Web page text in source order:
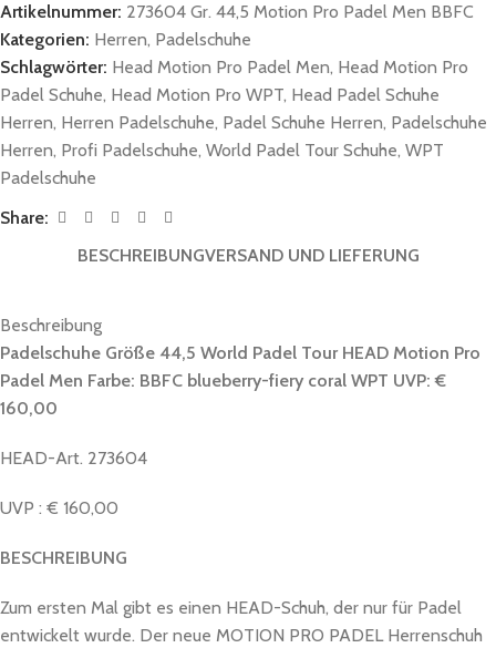
Artikelnummer: 273604 Gr. 44,5 Motion Pro Padel Men BBFC
Kategorien: Herren, Padelschuhe
Schlagwörter: Head Motion Pro Padel Men, Head Motion Pro
Padel Schuhe, Head Motion Pro WPT, Head Padel Schuhe
Herren, Herren Padelschuhe, Padel Schuhe Herren, Padelschuhe
Herren, Profi Padelschuhe, World Padel Tour Schuhe, WPT
Padelschuhe
Share:
BESCHREIBUNGVERSAND UND LIEFERUNG
Beschreibung
Padelschuhe Größe 44,5 World Padel Tour HEAD Motion Pro
Padel Men Farbe: BBFC blueberry-fiery coral WPT UVP: €
160,00
HEAD-Art. 273604
UVP : € 160,00
BESCHREIBUNG
Zum ersten Mal gibt es einen HEAD-Schuh, der nur für Padel
entwickelt wurde. Der neue MOTION PRO PADEL Herrenschuh